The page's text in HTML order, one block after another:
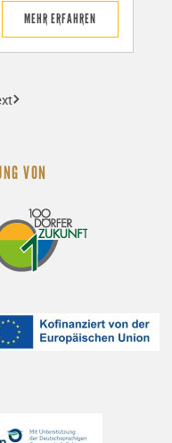
MEHR ERFAHREN
VON